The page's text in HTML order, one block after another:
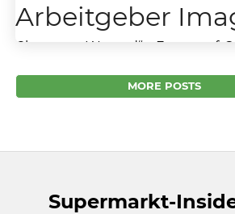
Arbeitgeber
CharactersWanted“ – Fressnapf-
Die Fressnapf-Gruppe präsentiert
MORE POSTS
Supermarkt-